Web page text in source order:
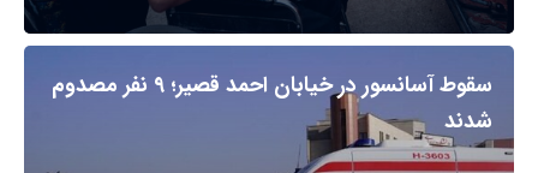
سقوط آسانسور در خیابان احمد قصیر؛ ۹ نفر مصدوم
شدند